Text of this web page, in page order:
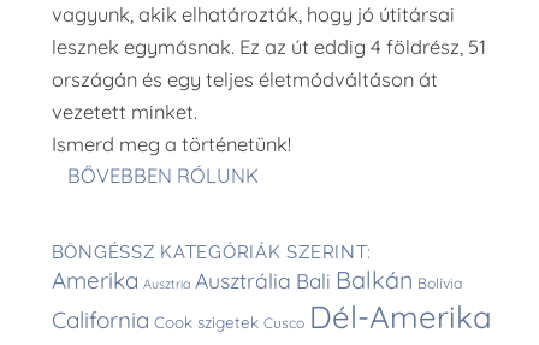
vagyunk, akik elhatározták, hogy jó útitársai
lesznek egymásnak. Ez az út eddig 4 földrész, 51
országán és egy teljes életmódváltáson át
vezetett minket.
Ismerd meg a történetünk!
BŐVEBBEN RÓLUNK
BÖNGÉSSZ KATEGÓRIÁK SZERINT:
Amerika Ausztria Ausztrália Bali Balkán Bolívia
California Cook szigetek Cusco Dél-Amerika